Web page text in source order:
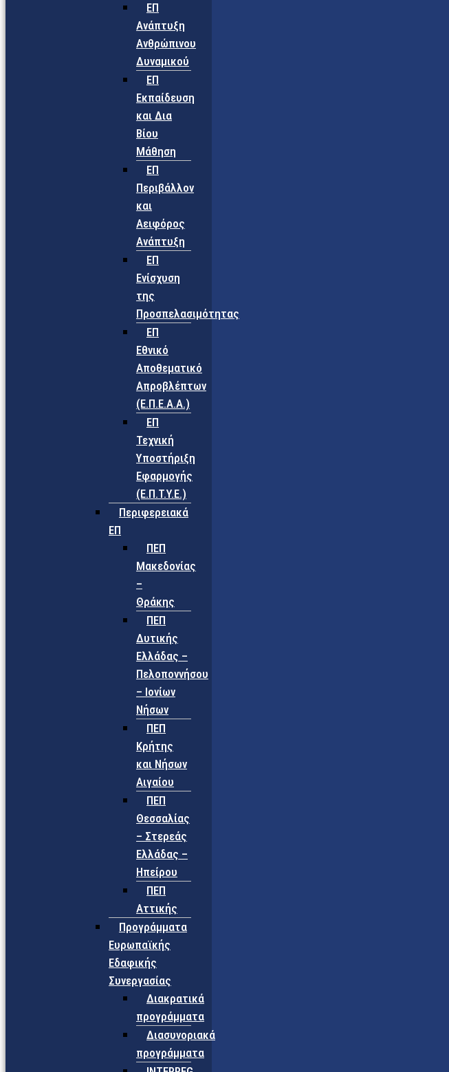
ΕΠ
Ανάπτυξη
Ανθρώπινου
Δυναμικού
ΕΠ
Εκπαίδευση
και Δια
Βίου
Μάθηση
ΕΠ
Περιβάλλον
και
Αειφόρος
Ανάπτυξη
ΕΠ
Ενίσχυση
της
Προσπελασιμότητας
ΕΠ
Εθνικό
Αποθεματικό
Απροβλέπτων
(Ε.Π.Ε.Α.Α.)
ΕΠ
Τεχνική
Υποστήριξη
Εφαρμογής
(Ε.Π.Τ.Υ.Ε.)
Περιφερειακά
ΕΠ
ΠΕΠ
Μακεδονίας
–
Θράκης
ΠΕΠ
Δυτικής
Ελλάδας –
Πελοποννήσου
– Ιονίων
Νήσων
ΠΕΠ
Κρήτης
και Νήσων
Αιγαίου
ΠΕΠ
Θεσσαλίας
– Στερεάς
Ελλάδας –
Ηπείρου
ΠΕΠ
Αττικής
Προγράμματα
Ευρωπαϊκής
Εδαφικής
Συνεργασίας
Διακρατικά
προγράμματα
Διασυνοριακά
προγράμματα